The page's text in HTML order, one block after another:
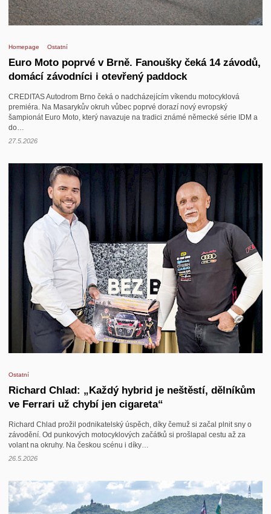
Homepage Ostatní
Euro Moto poprvé v Brně. Fanoušky čeká 14 závodů,
domácí závodníci i otevřený paddock
CREDITAS Autodrom Brno čeká o nadcházejícím víkendu motocyklová
premiéra. Na Masarykův okruh vůbec poprvé dorazí nový evropský
šampionát Euro Moto, který navazuje na tradici známé německé série IDM a
do…
27.5.2026
Ostatní
Richard Chlad: „Každý hybrid je neštěstí, dělníkům
ve Ferrari už chybí jen cigareta“
Richard Chlad prožil podnikatelský úspěch, díky čemuž si začal plnit sny o
závodění. Od punkových motocyklových začátků si prošlapal cestu až za
volant na okruhy. Na českou scénu i díky…
26.5.2026